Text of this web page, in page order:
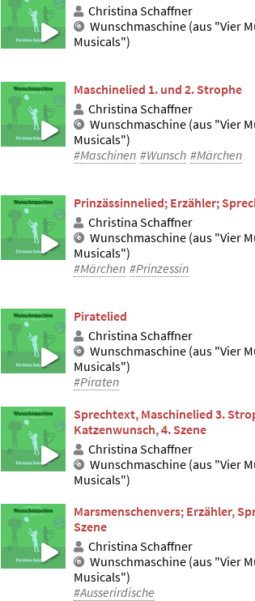
Christina Schaffner
Wunschmaschine (aus "Vier
Musicals")
Maschinelied 1. und 2. Strophe
Christina Schaffner
Wunschmaschine (aus "Vier
Musicals")
#Maschinen #Wunsch #Märchen
Prinzässinnelied; Erzähler;
Christina Schaffner
Wunschmaschine (aus "Vier
Musicals")
#Märchen #Prinzessin
Piratelied
Christina Schaffner
Wunschmaschine (aus "Vier
Musicals")
#Piraten
Sprechtext, Maschinelied 3.
Katzenwunsch, 4. Szene
Christina Schaffner
Wunschmaschine (aus "Vier
Musicals")
Marsmenschenvers; Erzähler,
Szene
Christina Schaffner
Wunschmaschine (aus "Vier
Musicals")
#Ausserirdische